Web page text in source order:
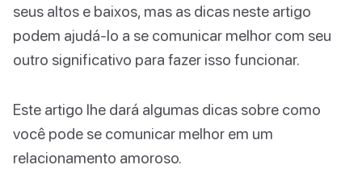
seus altos e baixos, mas as dicas neste artigo
podem ajudá-lo a se comunicar melhor com seu
outro significativo para fazer isso funcionar.
Este artigo lhe dará algumas dicas sobre como
você pode se comunicar melhor em um
relacionamento amoroso.